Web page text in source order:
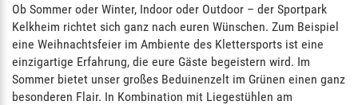
Ob Sommer oder Winter, Indoor oder Outdoor – der Sportpark
Kelkheim richtet sich ganz nach euren Wünschen. Zum Beispiel
eine Weihnachtsfeier im Ambiente des Klettersports ist eine
einzigartige Erfahrung, die eure Gäste begeistern wird. Im
Sommer bietet unser großes Beduinenzelt im Grünen einen ganz
besonderen Flair. In Kombination mit Liegestühlen am